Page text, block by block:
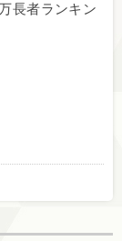
長者ランキン